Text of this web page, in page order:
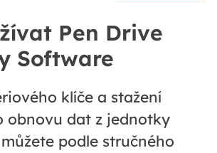
Pen Drive
Software
klíče a stažení
obnovu dat z jednotky
můžete podle stručného